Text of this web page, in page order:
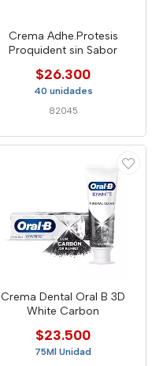
Crema Adhe.Protesis
Proquident sin Sabor
$26.300
40 unidades
82045
Crema Dental Oral B 3D
White Carbon
$23.500
75Ml Unidad